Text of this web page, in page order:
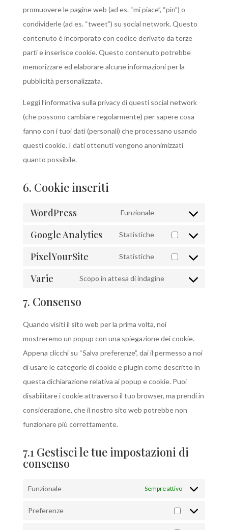
promuovere le pagine web (ad es. “mi piace”, “pin”) o
condividerle (ad es. “tweet”) su social network. Questo
contenuto è incorporato con codice derivato da terze
parti e inserisce cookie. Questo contenuto potrebbe
memorizzare ed elaborare alcune informazioni per la
pubblicità personalizzata.
Leggi l’informativa sulla privacy di questi social network
(che possono cambiare regolarmente) per sapere cosa
fanno con i tuoi dati (personali) che processano usando
questi cookie. I dati ottenuti vengono anonimizzati
quanto possibile.
6. Cookie inseriti
WordPress Funzionale
wordpress
Google Analytics Statistiche
Consent
google-
PixelYourSite Statistiche
Consent
to
Varie Scopo in attesa di indagine
Consent
7. Consenso
Quando visiti il sito web per la prima volta, noi
mostreremo un popup con una spiegazione dei cookie.
Appena clicchi su “Salva preferenze”, dai il permesso a noi
di usare le categorie di cookie e plugin come descritto in
questa dichiarazione relativa ai popup e cookie. Puoi
disabilitare i cookie attraverso il tuo browser, ma prendi in
considerazione, che il nostro sito web potrebbe non
funzionare più correttamente.
7.1 Gestisci le tue impostazioni di
consenso
Funzionale Sempre attivo
Preferenze